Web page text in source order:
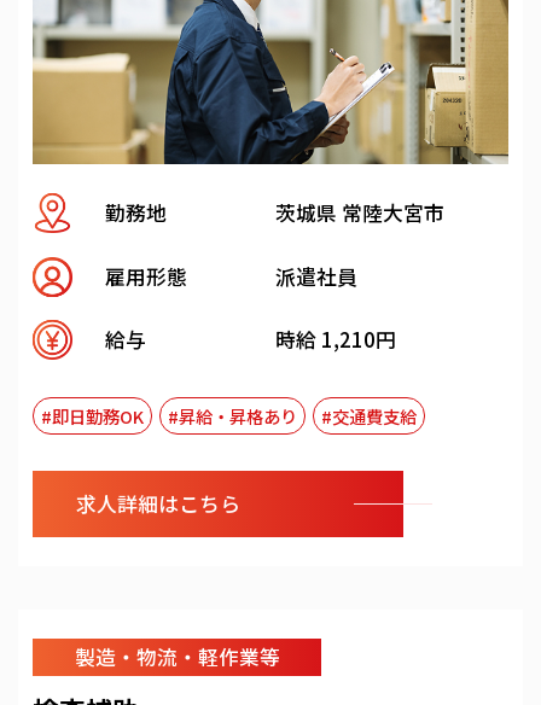
勤務地 茨城県 常陸大宮市
雇用形態 派遣社員
給与 時給 1,210円
#即日勤務OK #昇給・昇格あり #交通費支給
求人詳細はこちら
製造・物流・軽作業等